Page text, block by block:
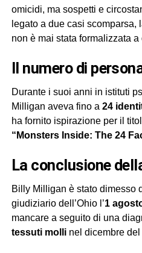
omicidi, ma sospetti e
legato a due casi
non è mai stata formalizzata
Il numero di
Durante i suoi anni in istituti
Milligan aveva fino a 24
ha fornito ispirazione per il
“Monsters Inside: The 24
La conclusione
Billy Milligan è stato dimesso
giudiziario dell’Ohio l’1
mancare a seguito di una
tessuti mollinel dicembre del